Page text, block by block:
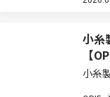
小糸
【
小糸